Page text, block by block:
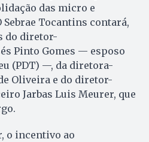
das micro e
Sebrae Tocantins contará,
do diretor-
Pinto Gomes — esposo
(PDT) —, da diretora-
Oliveira e do diretor-
Jarbas Luis Meurer, que
o incentivo ao